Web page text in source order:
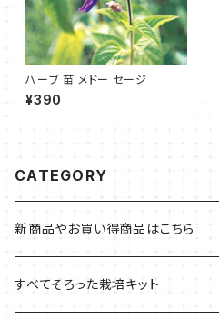
ハーブ 苗 メドー セージ
¥390
CATEGORY
新商品やお買い得商品はこちら
今イチオシの商品
すべてそろった栽培キット